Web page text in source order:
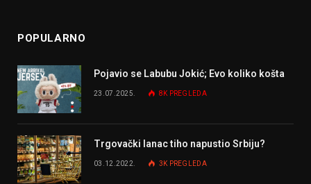
POPULARNO
Pojavio se Labubu Jokić; Evo koliko košta
23.07.2025. 8K PREGLEDA
Trgovački lanac tiho napustio Srbiju?
03.12.2022. 3K PREGLEDA